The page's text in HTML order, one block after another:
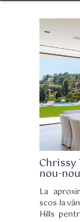
Chrissy
nou-
La
scos la
Hills